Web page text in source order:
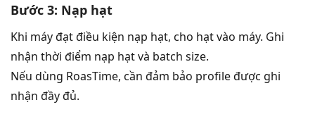
Bước 3: Nạp hạt
Khi máy đạt điều kiện nạp hạt, cho hạt vào máy. Ghi
nhận thời điểm nạp hạt và batch size.
Nếu dùng RoasTime, cần đảm bảo profile được ghi
nhận đầy đủ.